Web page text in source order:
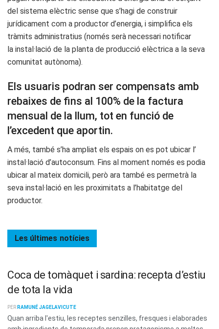
del sistema elèctric sense que s’hagi de construir
jurídicament com a productor d’energia, i simplifica els
tràmits administratius (només serà necessari notificar
la instal·lació de la planta de producció elèctrica a la seva
comunitat autònoma).
Els usuaris podran ser compensats amb
rebaixes de fins al 100% de la factura
mensual de la llum, tot en funció de
l’excedent que aportin.
A més, també s’ha ampliat els espais on es pot ubicar l’
instal·lació d’autoconsum. Fins al moment només es podia
ubicar al mateix domicili, però ara també es permetrà la
seva instal·lació en les proximitats a l’habitatge del
productor.
Les últimes notícies
Coca de tomàquet i sardina: recepta d’estiu
de tota la vida
PER RAMUNÉ JAGELAVICUTE
Quan arriba l'estiu, les receptes senzilles, fresques i elaborades